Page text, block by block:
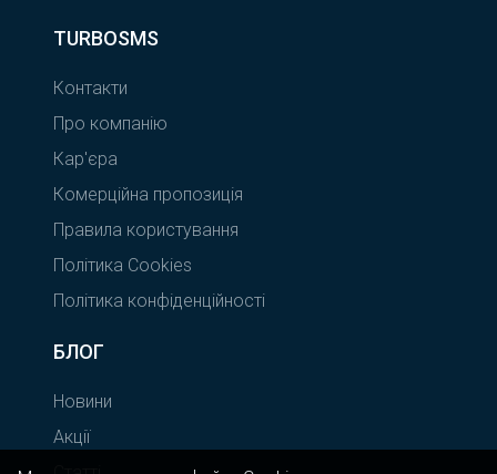
TURBOSMS
Контакти
Про компанію
Кар'єра
Комерційна пропозиція
Правила користування
Політика Cookies
Політика конфіденційності
БЛОГ
Новини
Акції